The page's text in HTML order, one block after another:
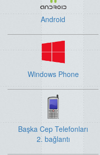
Android
Windows Phone
Başka Cep Telefonları
2. bağlantı